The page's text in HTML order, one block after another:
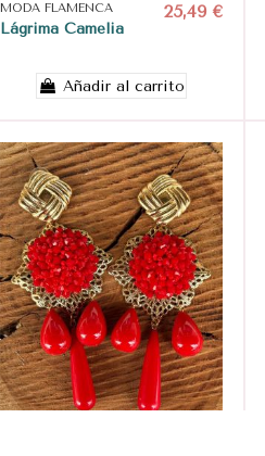
MODA FLAMENCA
Lágrima Camelia
25,49 €
Añadir al carrito